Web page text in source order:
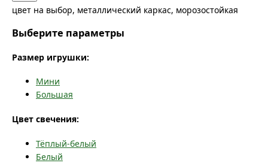
цвет на выбор, металлический каркас, морозостойкая
Выберите параметры
Размер игрушки:
Мини
Большая
Цвет свечения:
Тёплый-белый
Белый